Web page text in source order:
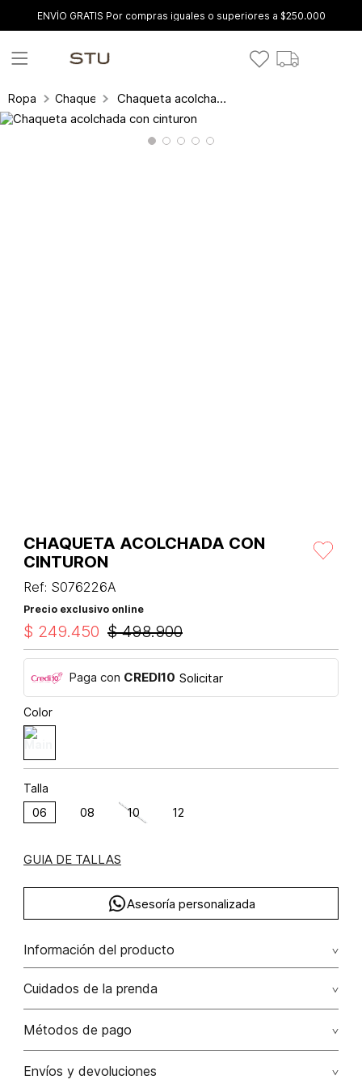
ENVÍO GRATIS Por compras iguales o superiores a $250.000
Ropa Chaquetas Chaqueta acolchada con cinturon
CHAQUETA ACOLCHADA CON
CINTURON
Ref: S076226A
Precio exclusivo online
$ 498.900
$ 249.450
Paga con CREDI10 Solicitar
Color
Talla
06 08 10 12
GUIA DE TALLAS
Asesoría personalizada
Información del producto
Chaqueta acolchada con cinturon poliéster 100% 100.00%
poliéster/polyester
Cuidados de la prenda
Lavado profesional en húmedo (w) planchar con vapor
No lavar
Métodos de pago
Tarjetas de crédito: Visa, Dinners, Master Card y American
Envíos y devoluciones